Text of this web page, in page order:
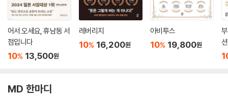
어서 오세요, 휴남동 서
점입니다
10% 13,500원
레버리지
10% 16,200원
아비투스
10% 19,800원
MD 한마디